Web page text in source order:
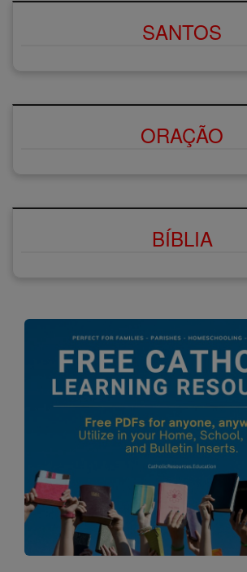
SANTOS
ORAÇÃO
BÍBLIA